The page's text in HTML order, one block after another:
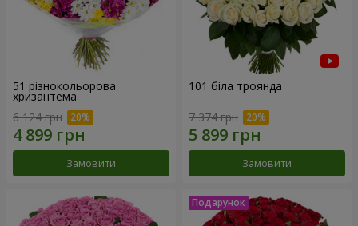
51 різнокольорова
хризантема
6 124 грн
Замовити
101 біла троянда
7 374 грн
Замовити